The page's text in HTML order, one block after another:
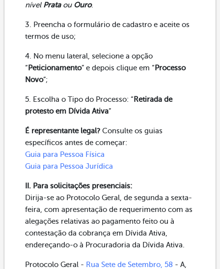
nível Prataou Ouro.
3. Preencha o formulário de cadastro e aceite os
termos de uso;
4. No menu lateral, selecione a opção
“ Peticionamento” e depois clique em “ Processo
Novo”;
5. Escolha o Tipo do Processo: “ Retirada de
protesto em Dívida Ativa”
É representante legal? Consulte os guias
específicos antes de começar:
Guia para Pessoa Física
Guia para Pessoa Jurídica
II. Para solicitações presenciais:
Dirija-se ao Protocolo Geral, de segunda a sexta-
feira, com apresentação de requerimento com as
alegações relativas ao pagamento feito ou à
contestação da cobrança em Dívida Ativa,
endereçando-o à Procuradoria da Dívida Ativa.
Protocolo Geral - Rua Sete de Setembro, 58 - A,